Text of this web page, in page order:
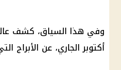
وفي هذا السياق، كشف
أكتوبر الجاري، عن الأبراج